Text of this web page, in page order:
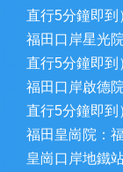
直行5分鐘即到
福田口岸星光
直行5分鐘即到
福田口岸啟德
直行5分鐘即到
福田皇崗院：
皇崗口岸地鐵